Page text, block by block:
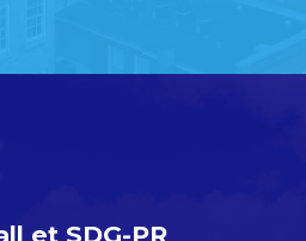
et SDG-PR